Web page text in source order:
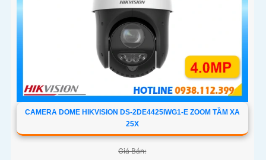
CAMERA DOME HIKVISION DS-2DE4425IWG1-E ZOOM TẦM XA
25X
Giá Bán: